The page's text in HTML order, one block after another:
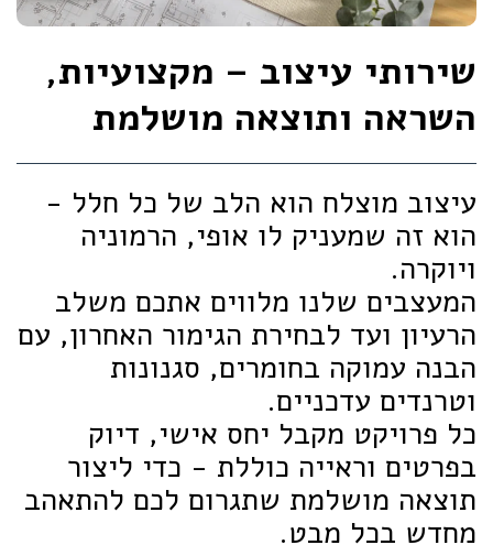
שירותי עיצוב – מקצועיות,
השראה ותוצאה מושלמת
עיצוב מוצלח הוא הלב של כל חלל -
הוא זה שמעניק לו אופי, הרמוניה
ויוקרה.
המעצבים שלנו מלווים אתכם משלב
הרעיון ועד לבחירת הגימור האחרון, עם
הבנה עמוקה בחומרים, סגנונות
וטרנדים עדכניים.
כל פרויקט מקבל יחס אישי, דיוק
בפרטים וראייה כוללת - כדי ליצור
תוצאה מושלמת שתגרום לכם להתאהב
מחדש בכל מבט.